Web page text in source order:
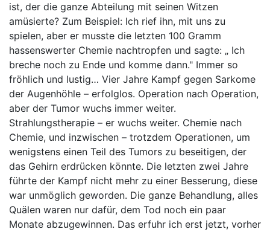
ist, der die ganze Abteilung mit seinen Witzen
amüsierte? Zum Beispiel: Ich rief ihn, mit uns zu
spielen, aber er musste die letzten 100 Gramm
hassenswerter Chemie nachtropfen und sagte: „ Ich
breche noch zu Ende und komme dann." Immer so
fröhlich und lustig… Vier Jahre Kampf gegen Sarkome
der Augenhöhle – erfolglos. Operation nach Operation,
aber der Tumor wuchs immer weiter.
Strahlungstherapie – er wuchs weiter. Chemie nach
Chemie, und inzwischen – trotzdem Operationen, um
wenigstens einen Teil des Tumors zu beseitigen, der
das Gehirn erdrücken könnte. Die letzten zwei Jahre
führte der Kampf nicht mehr zu einer Besserung, diese
war unmöglich geworden. Die ganze Behandlung, alles
Quälen waren nur dafür, dem Tod noch ein paar
Monate abzugewinnen. Das erfuhr ich erst jetzt, vorher